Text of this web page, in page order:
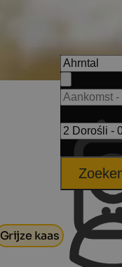
Grijze kaas